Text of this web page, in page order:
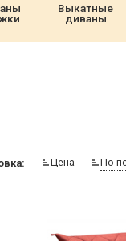
Выкатные
диваны
Цена По